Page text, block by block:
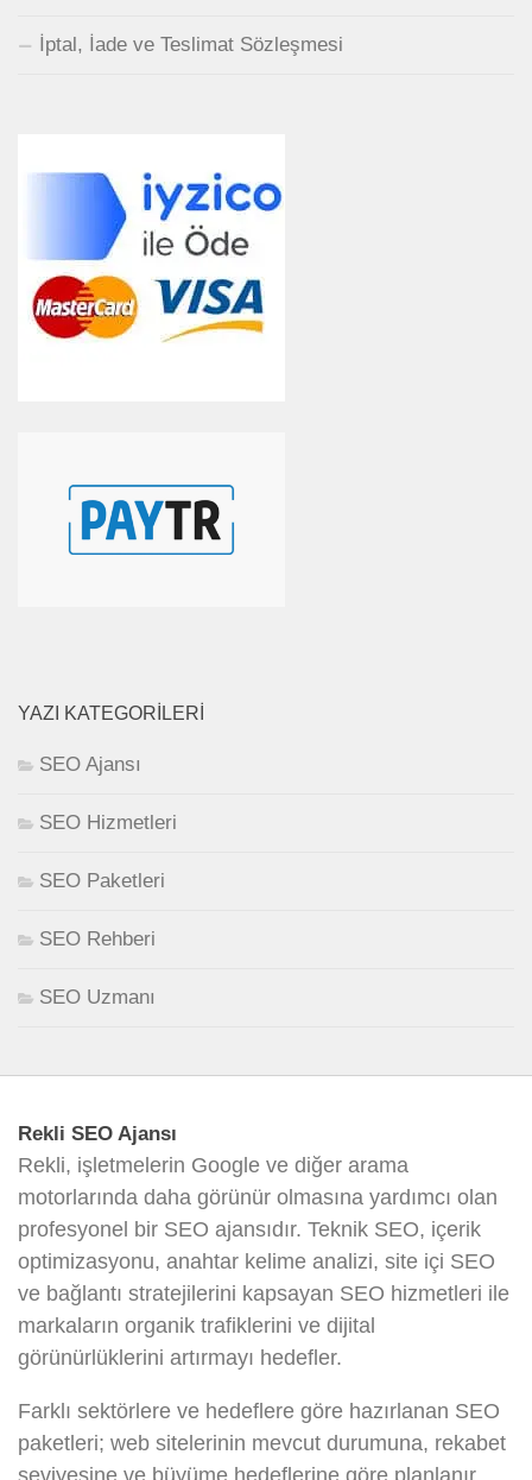
İptal, İade ve Teslimat Sözleşmesi
YAZI KATEGORILERI
SEO Ajansı
SEO Hizmetleri
SEO Paketleri
SEO Rehberi
SEO Uzmanı
Rekli SEO Ajansı
Rekli, işletmelerin Google ve diğer arama
motorlarında daha görünür olmasına yardımcı olan
profesyonel bir SEO ajansıdır. Teknik SEO, içerik
optimizasyonu, anahtar kelime analizi, site içi SEO
ve bağlantı stratejilerini kapsayan SEO hizmetleri ile
markaların organik trafiklerini ve dijital
görünürlüklerini artırmayı hedefler.
Farklı sektörlere ve hedeflere göre hazırlanan SEO
paketleri; web sitelerinin mevcut durumuna, rekabet